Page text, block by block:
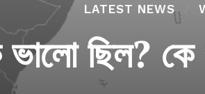
LATEST NEWS
ছিল? কে